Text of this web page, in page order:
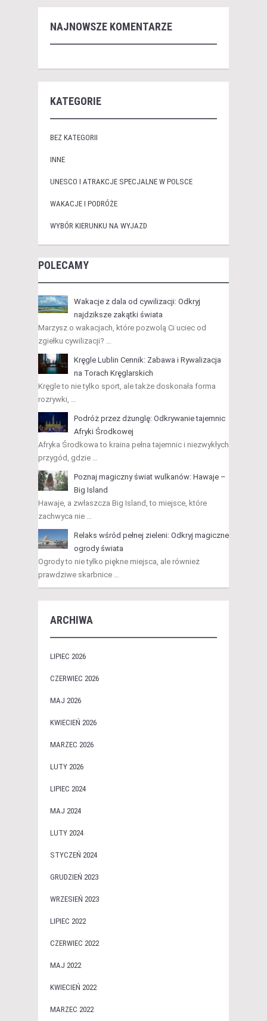
NAJNOWSZE KOMENTARZE
KATEGORIE
BEZ KATEGORII
INNE
UNESCO I ATRAKCJE SPECJALNE W POLSCE
WAKACJE I PODRÓŻE
WYBÓR KIERUNKU NA WYJAZD
POLECAMY
Wakacje z dala od cywilizacji: Odkryj
najdziksze zakątki świata
Marzysz o wakacjach, które pozwolą Ci uciec od
zgiełku cywilizacji? …
Kręgle Lublin Cennik: Zabawa i Rywalizacja
na Torach Kręglarskich
Kręgle to nie tylko sport, ale także doskonała forma
rozrywki, …
Podróż przez dżunglę: Odkrywanie tajemnic
Afryki Środkowej
Afryka Środkowa to kraina pełna tajemnic i niezwykłych
przygód, gdzie …
Poznaj magiczny świat wulkanów: Hawaje –
Big Island
Hawaje, a zwłaszcza Big Island, to miejsce, które
zachwyca nie …
Relaks wśród pełnej zieleni: Odkryj magiczne
ogrody świata
Ogrody to nie tylko piękne miejsca, ale również
prawdziwe skarbnice …
ARCHIWA
LIPIEC 2026
CZERWIEC 2026
MAJ 2026
KWIECIEŃ 2026
MARZEC 2026
LUTY 2026
LIPIEC 2024
MAJ 2024
LUTY 2024
STYCZEŃ 2024
GRUDZIEŃ 2023
WRZESIEŃ 2023
LIPIEC 2022
CZERWIEC 2022
MAJ 2022
KWIECIEŃ 2022
MARZEC 2022